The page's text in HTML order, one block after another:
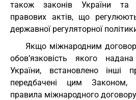
також законів України та
правових актів, що
державної регуляторної
Якщо міжнародним
обов’язковість якого
України, встановлено інші
передбачені цим Законом,
правила міжнародного